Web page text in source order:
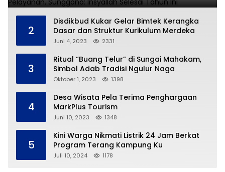
2
Disdikbud Kukar Gelar Bimtek Kerangka
Dasar dan Struktur Kurikulum Merdeka
Juni 4, 2023 2331
3
Ritual “Buang Telur” di Sungai Mahakam,
Simbol Adab Tradisi Ngulur Naga
Oktober 1, 2023 1398
4
Desa Wisata Pela Terima Penghargaan
MarkPlus Tourism
Juni 10, 2023 1348
5
Kini Warga Nikmati Listrik 24 Jam Berkat
Program Terang Kampung Ku
Juli 10, 2024 1178